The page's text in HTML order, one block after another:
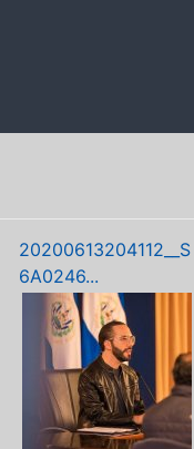
20200613204112__S
6A0246...